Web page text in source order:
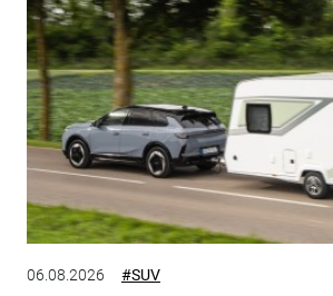
06.08.2026 #SUV